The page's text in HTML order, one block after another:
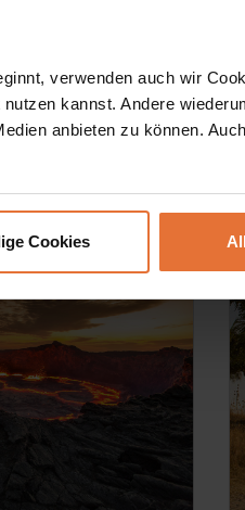
verwenden auch wir
kannst. Andere
anbieten zu können.
Cookies